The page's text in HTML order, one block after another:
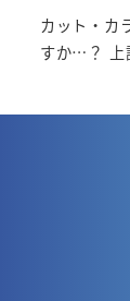
カット・カ
すか…？ 上